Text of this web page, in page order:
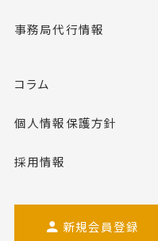
事務局代行情報
コラム
個人情報保護方針
採用情報
新規会員登録